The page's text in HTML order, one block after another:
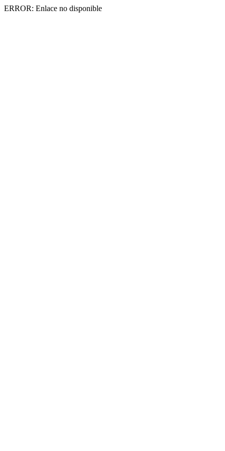
ERROR: Enlace no disponible